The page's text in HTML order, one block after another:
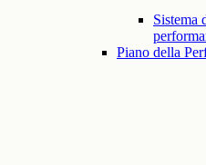
Sistema
Piano della